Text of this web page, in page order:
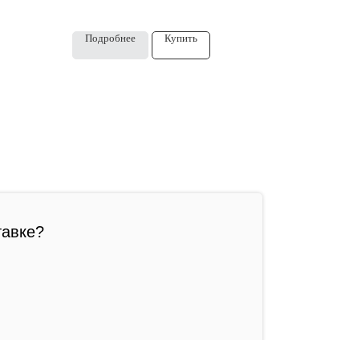
Подробнее Купить